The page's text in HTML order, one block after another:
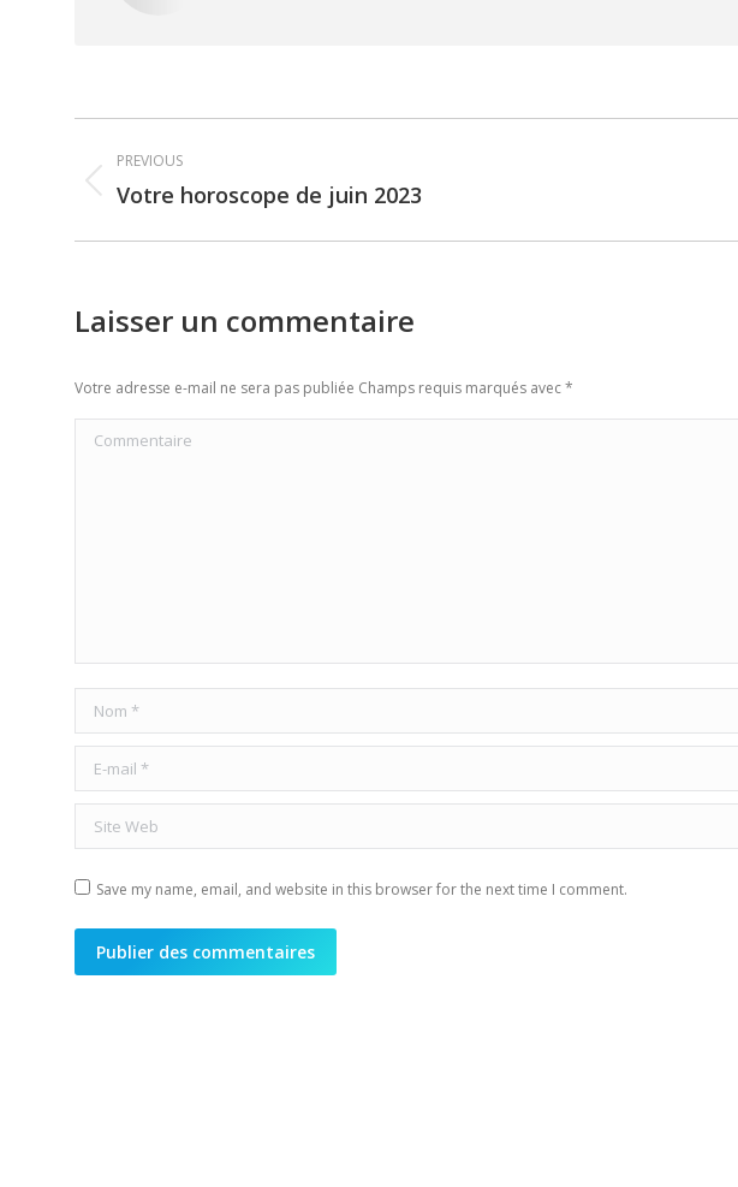
Post
navigation
PREVIOUS
Previous
Votre horoscope de juin 2023
Laisser un commentaire
Votre adresse e-mail ne sera pas publiée Champs requis marqués avec*
Commentaire
Nom *
E-mail *
Site Web
Save my name, email, and website in this browser for the next time I comment.
Publier des commentaires